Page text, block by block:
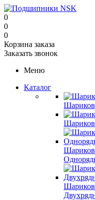
0
0
0
Корзина заказа
Заказать звонок
Меню
Каталог